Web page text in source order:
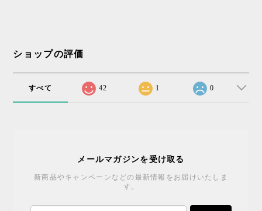
ショップの評価
すべて 42 1 0
メールマガジンを受け取る
新商品やキャンペーンなどの最新情報をお届けいたしま
す。